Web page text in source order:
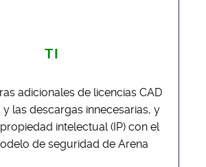
TI
adicionales de licencias CAD
las descargas innecesarias, y
intelectual (IP) con el
de seguridad de Arena